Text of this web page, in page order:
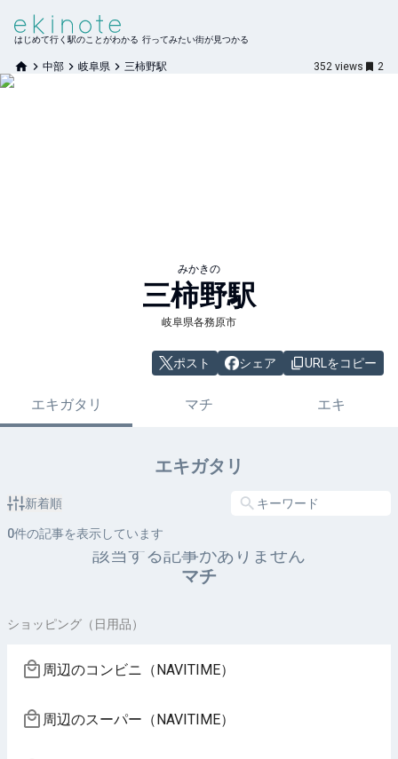
はじめて行く駅のことがわかる 行ってみたい街が見つかる
中部 岐阜県 三柿野駅 352 views 2
みかきの
三柿野駅
岐阜県各務原市
ポスト シェア URLをコピー
エキガタリ マチ エキ
エキガタリ
新着順
0件の記事を表示しています
該当する記事がありません
マチ
ショッピング（日用品）
周辺のコンビニ（NAVITIME）
周辺のスーパー（NAVITIME）